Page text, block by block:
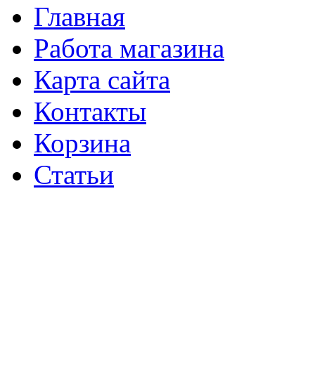
Главная
Работа магазина
Карта сайта
Контакты
Корзина
Статьи